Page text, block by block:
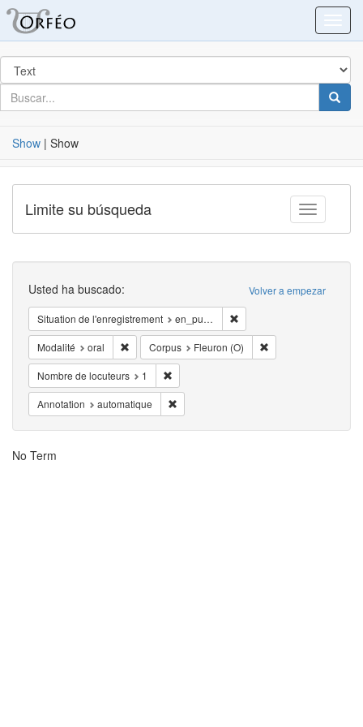
Buscar
en
para
buscar Buscar
Show | Show
Toggle
Limite su búsqueda
Buscar Volver a empezar
Usted ha buscado:
Situation de l'enregistrement en_public
Modalité oral Eliminar la restricciónModalité: oral
Corpus Fleuron (O)
Nombre de locuteurs 1
Annotation automatique
Resultados
No Term